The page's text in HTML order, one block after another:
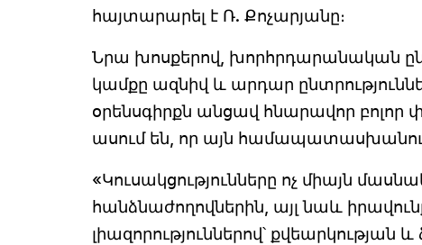
հայտարարել է Ռ. Քոչարյանը։
Նրա խոսքերով, խորհրդարանական
կամքը ազնիվ և արդար
օրենսգիրքն անցավ հնարավոր բոլոր
ասում են, որ այն
«Կուսակցությունները ոչ միայն
հանձնաժողովներին, այլ նաև
լիազորություններով՝ քվեարկության